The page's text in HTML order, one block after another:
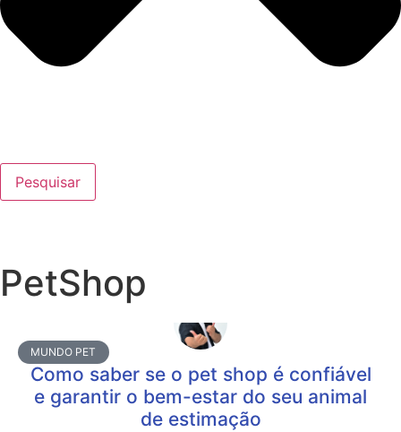
Pesquisar
PetShop
MUNDO PET
Como saber se o pet shop é confiável
e garantir o bem-estar do seu animal
de estimação